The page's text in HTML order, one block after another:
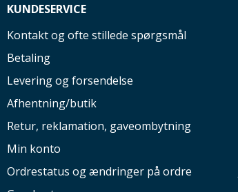
KUNDESERVICE
Kontakt og ofte stillede spørgsmål
Betaling
Levering og forsendelse
Afhentning/butik
Retur, reklamation, gaveombytning
Min konto
Ordrestatus og ændringer på ordre